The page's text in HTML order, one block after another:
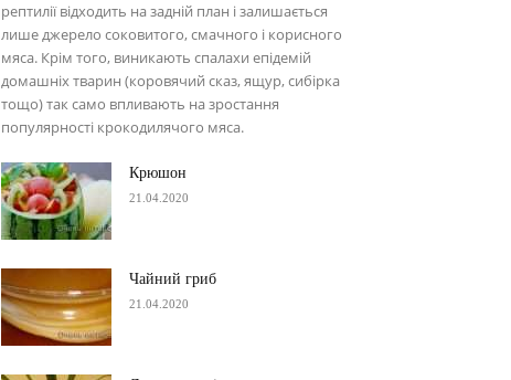
рептилії відходить на задній план і залишається
лише джерело соковитого, смачного і корисного
мяса. Крім того, виникають спалахи епідемій
домашніх тварин (коровячий сказ, ящур, сибірка
тощо) так само впливають на зростання
популярності крокодилячого мяса.
Крюшон
21.04.2020
Чайний гриб
21.04.2020